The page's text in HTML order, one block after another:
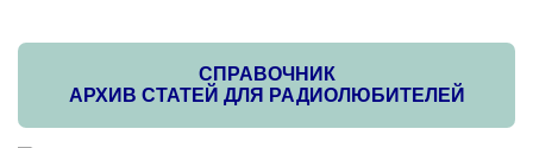
СПРАВОЧНИК
АРХИВ СТАТЕЙ ДЛЯ РАДИОЛЮБИТЕЛЕЙ